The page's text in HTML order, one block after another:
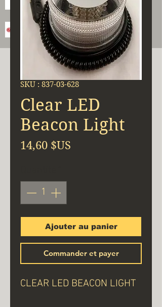
SKU : 837-03-628
Clear LED
Beacon Light
14,60 $US
Ajouter au panier
Commander et payer
CLEAR LED BEACON LIGHT